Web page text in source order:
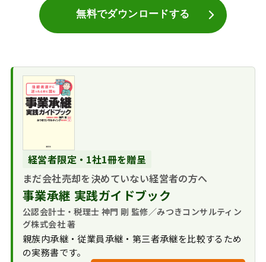
無料でダウンロードする
経営者限定・1社1冊を贈呈
まだ会社売却を決めていない経営者の方へ
事業承継 実践ガイドブック
公認会計士・税理士 神門 剛 監修／みつきコンサルティン
グ株式会社 著
親族内承継・従業員承継・第三者承継を比較するため
の実務書です。